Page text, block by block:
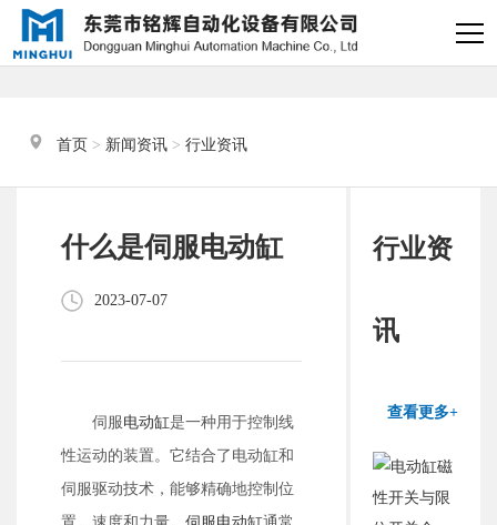
首页 > 新闻资讯 > 行业资讯
什么是伺服电动缸
2023-07-07
伺服电动缸是一种用于控制线
性运动的装置。它结合了电动缸和
伺服驱动技术，能够精确地控制位
行业资
讯
查看更多+
您好，我是电缸小助手，很高兴为
1.电动缸推力与速度计算
2.铭辉电动缸型号参数表